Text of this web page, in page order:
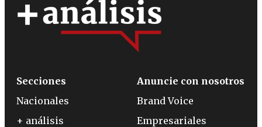
Secciones
Nacionales
+ análisis
Anuncie con nosotros
Brand Voice
Empresariales